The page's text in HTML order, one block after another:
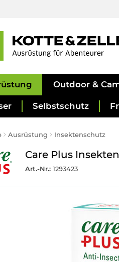
Outdoor &
Selbstschutz
Ausrüstung Insektenschutz
Care Plus
Art.-Nr.: 1293423